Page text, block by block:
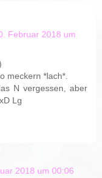
Februar 2018 um
meckern *lach*.
N vergessen, aber
Lg
2018 um 00:06